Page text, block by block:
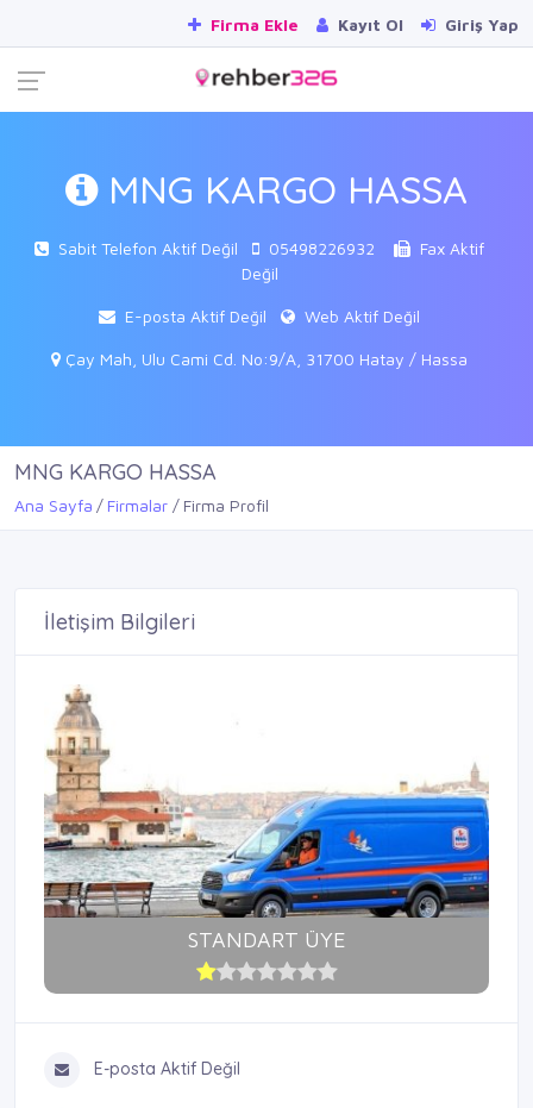
Firma Ekle Kayıt Ol Giriş Yap
MNG KARGO HASSA
Sabit Telefon Aktif Değil 05498226932
Fax Aktif
Değil
E-posta Aktif Değil Web Aktif Değil
Çay Mah, Ulu Cami Cd. No:9/A, 31700 Hatay / Hassa
MNG KARGO HASSA
Ana Sayfa Firmalar Firma Profil
İletişim Bilgileri
STANDART ÜYE
E-posta Aktif Değil